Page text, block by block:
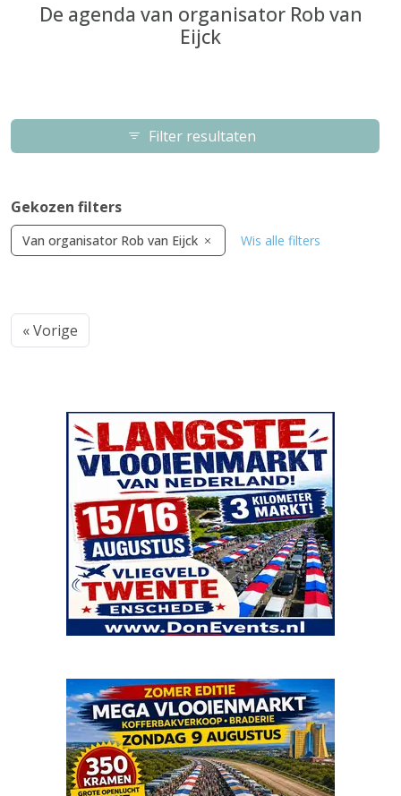
De agenda van organisator Rob van
Eijck
Filter resultaten
Gekozen filters
Van organisator Rob van Eijck Wis alle filters
« Vorige